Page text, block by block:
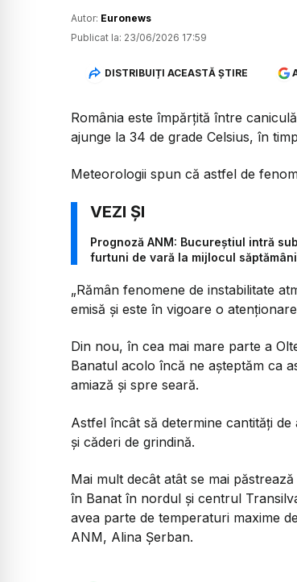
Autor: Euronews
Publicat la: 23/06/2026 17:59
DISTRIBUIȚI ACEASTĂ ȘTIRE
România este împărțită între
ajunge la 34 de grade Celsius, în
Meteorologii spun că astfel de
Prognoză ANM: Bucureștiul intră
furtuni de vară la mijlocul
„Rămân fenomene de instabilitate
emisă și este în vigoare o
Din nou, în cea mai mare parte a
Banatul acolo încă ne așteptăm ca
amiază și spre seară.
Astfel încât să determine cantități
și căderi de grindină.
Mai mult decât atât se mai
în Banat în nordul și centrul
avea parte de temperaturi maxime
ANM, Alina Șerban.